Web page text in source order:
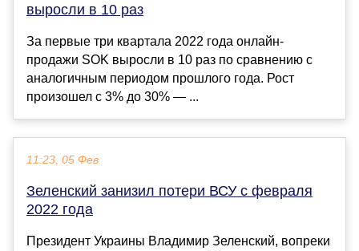
выросли в 10 раз
За первые три квартала 2022 года онлайн-
продажи SOK выросли в 10 раз по сравнению с
аналогичным периодом прошлого года. Рост
произошел с 3% до 30% — ...
11:23, 05 Фев
Зеленский занизил потери ВСУ с февраля
2022 года
Президент Украины Владимир Зеленский, вопреки